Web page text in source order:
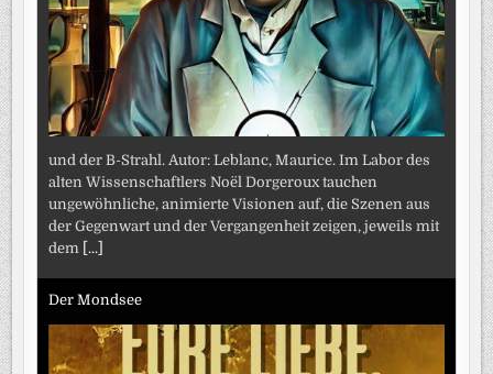
und der B-Strahl. Autor: Leblanc, Maurice. Im Labor des
alten Wissenschaftlers Noël Dorgeroux tauchen
ungewöhnliche, animierte Visionen auf, die Szenen aus
der Gegenwart und der Vergangenheit zeigen, jeweils mit
dem [...]
Der Mondsee